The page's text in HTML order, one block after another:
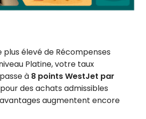
plus élevé de Récompenses
Platine, votre taux
à 8 points WestJet par
pour des achats admissibles
augmentent encore